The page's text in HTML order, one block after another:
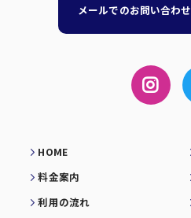
メールでのお問い合わせ
HOME
料金案内
利用の流れ